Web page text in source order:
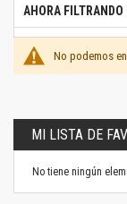
No podemos
AHORA FILTRANDO
MI LISTA DE
No tiene ningún